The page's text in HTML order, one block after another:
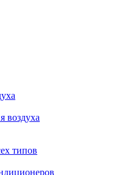
воздуха
типов